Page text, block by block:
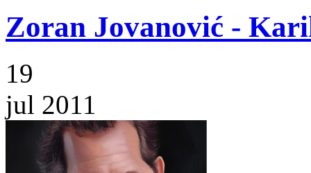
Zoran Jovanović -
19
jul 2011